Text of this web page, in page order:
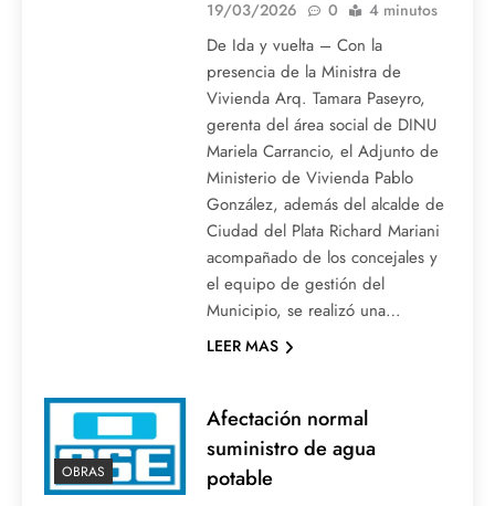
19/03/2026
0 4 minutos
De Ida y vuelta – Con la
presencia de la Ministra de
Vivienda Arq. Tamara Paseyro,
gerenta del área social de DINU
Mariela Carrancio, el Adjunto de
Ministerio de Vivienda Pablo
González, además del alcalde de
Ciudad del Plata Richard Mariani
acompañado de los concejales y
el equipo de gestión del
Municipio, se realizó una…
LEER MAS
OBRAS
Afectación normal
suministro de agua
potable